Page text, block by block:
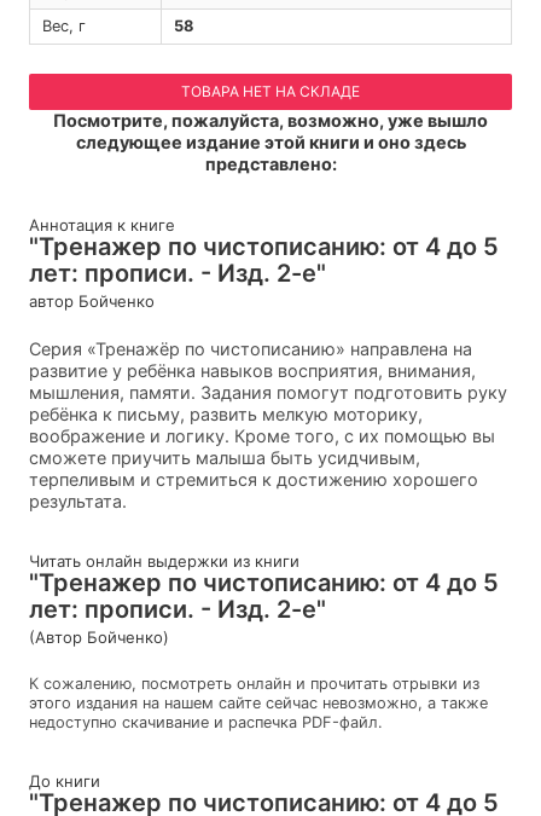
Вес, г
58
ТОВАРА НЕТ НА СКЛАДЕ
Посмотрите, пожалуйста, возможно, уже вышло
следующее издание этой книги и оно здесь
представлено:
Аннотация к книге
"Тренажер по чистописанию: от 4 до 5
лет: прописи. - Изд. 2-е"
автор Бойченко
Серия «Тренажёр по чистописанию» направлена на
развитие у ребёнка навыков восприятия, внимания,
мышления, памяти. Задания помогут подготовить руку
ребёнка к письму, развить мелкую моторику,
воображение и логику. Кроме того, с их помощью вы
сможете приучить малыша быть усидчивым,
терпеливым и стремиться к достижению хорошего
результата.
Читать онлайн выдержки из книги
"Тренажер по чистописанию: от 4 до 5
лет: прописи. - Изд. 2-е"
(Автор Бойченко)
К сожалению, посмотреть онлайн и прочитать отрывки из
этого издания на нашем сайте сейчас невозможно, а также
недоступно скачивание и распечка PDF-файл.
До книги
"Тренажер по чистописанию: от 4 до 5